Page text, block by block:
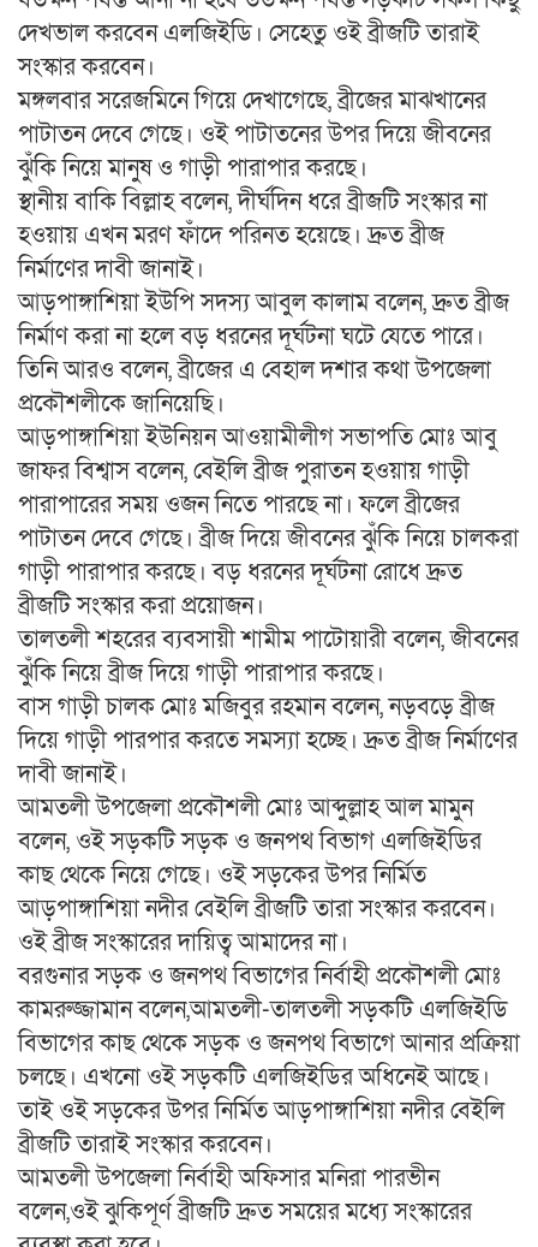
দেখভাল করবেন এলজিইডি। সেহেতু ওই ব্রীজটি তারাই
সংস্কার করবেন।
মঙ্গলবার সরেজমিনে গিয়ে দেখাগেছে, ব্রীজের মাঝখানের
পাটাতন দেবে গেছে। ওই পাটাতনের উপর দিয়ে জীবনের
ঝুঁকি নিয়ে মানুষ ও গাড়ী পারাপার করছে।
স্থানীয় বাকি বিল্লাহ বলেন, দীর্ঘদিন ধরে ব্রীজটি সংস্কার না
হওয়ায় এখন মরণ ফাঁদে পরিনত হয়েছে। দ্রুত ব্রীজ
নির্মাণের দাবী জানাই।
আড়পাঙ্গাশিয়া ইউপি সদস্য আবুল কালাম বলেন, দ্রুত ব্রীজ
নির্মাণ করা না হলে বড় ধরনের দূর্ঘটনা ঘটে যেতে পারে।
তিনি আরও বলেন, ব্রীজের এ বেহাল দশার কথা উপজেলা
প্রকৌশলীকে জানিয়েছি।
আড়পাঙ্গাশিয়া ইউনিয়ন আওয়ামীলীগ সভাপতি মোঃ আবু
জাফর বিশ্বাস বলেন, বেইলি ব্রীজ পুরাতন হওয়ায় গাড়ী
পারাপারের সময় ওজন নিতে পারছে না। ফলে ব্রীজের
পাটাতন দেবে গেছে। ব্রীজ দিয়ে জীবনের ঝুঁকি নিয়ে চালকরা
গাড়ী পারাপার করছে। বড় ধরনের দূর্ঘটনা রোধে দ্রুত
ব্রীজটি সংস্কার করা প্রয়োজন।
তালতলী শহরের ব্যবসায়ী শামীম পাটোয়ারী বলেন, জীবনের
ঝুঁকি নিয়ে ব্রীজ দিয়ে গাড়ী পারাপার করছে।
বাস গাড়ী চালক মোঃ মজিবুর রহমান বলেন, নড়বড়ে ব্রীজ
দিয়ে গাড়ী পারপার করতে সমস্যা হচ্ছে। দ্রুত ব্রীজ নির্মাণের
দাবী জানাই।
আমতলী উপজেলা প্রকৌশলী মোঃ আব্দুল্লাহ আল মামুন
বলেন, ওই সড়কটি সড়ক ও জনপথ বিভাগ এলজিইডির
কাছ থেকে নিয়ে গেছে। ওই সড়কের উপর নির্মিত
আড়পাঙ্গাশিয়া নদীর বেইলি ব্রীজটি তারা সংস্কার করবেন।
ওই ব্রীজ সংস্কারের দায়িত্ব আমাদের না।
বরগুনার সড়ক ও জনপথ বিভাগের নির্বাহী প্রকৌশলী মোঃ
কামরুজ্জামান বলেন,আমতলী-তালতলী সড়কটি এলজিইডি
বিভাগের কাছ থেকে সড়ক ও জনপথ বিভাগে আনার প্রক্রিয়া
চলছে। এখনো ওই সড়কটি এলজিইডির অধিনেই আছে।
তাই ওই সড়কের উপর নির্মিত আড়পাঙ্গাশিয়া নদীর বেইলি
ব্রীজটি তারাই সংস্কার করবেন।
আমতলী উপজেলা নির্বাহী অফিসার মনিরা পারভীন
বলেন,ওই ঝুকিপূর্ণ ব্রীজটি দ্রুত সময়ের মধ্যে সংস্কারের